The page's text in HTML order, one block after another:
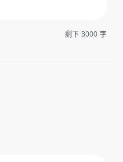
剩下 3000 字